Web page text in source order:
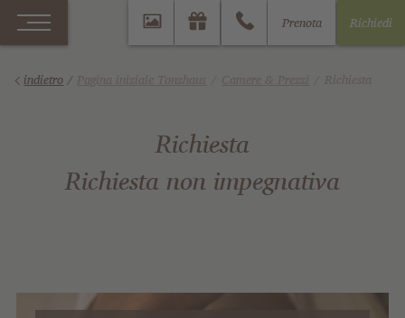
Prenota Richiedi
indietro/
Richiesta
Richiesta non impegnativa